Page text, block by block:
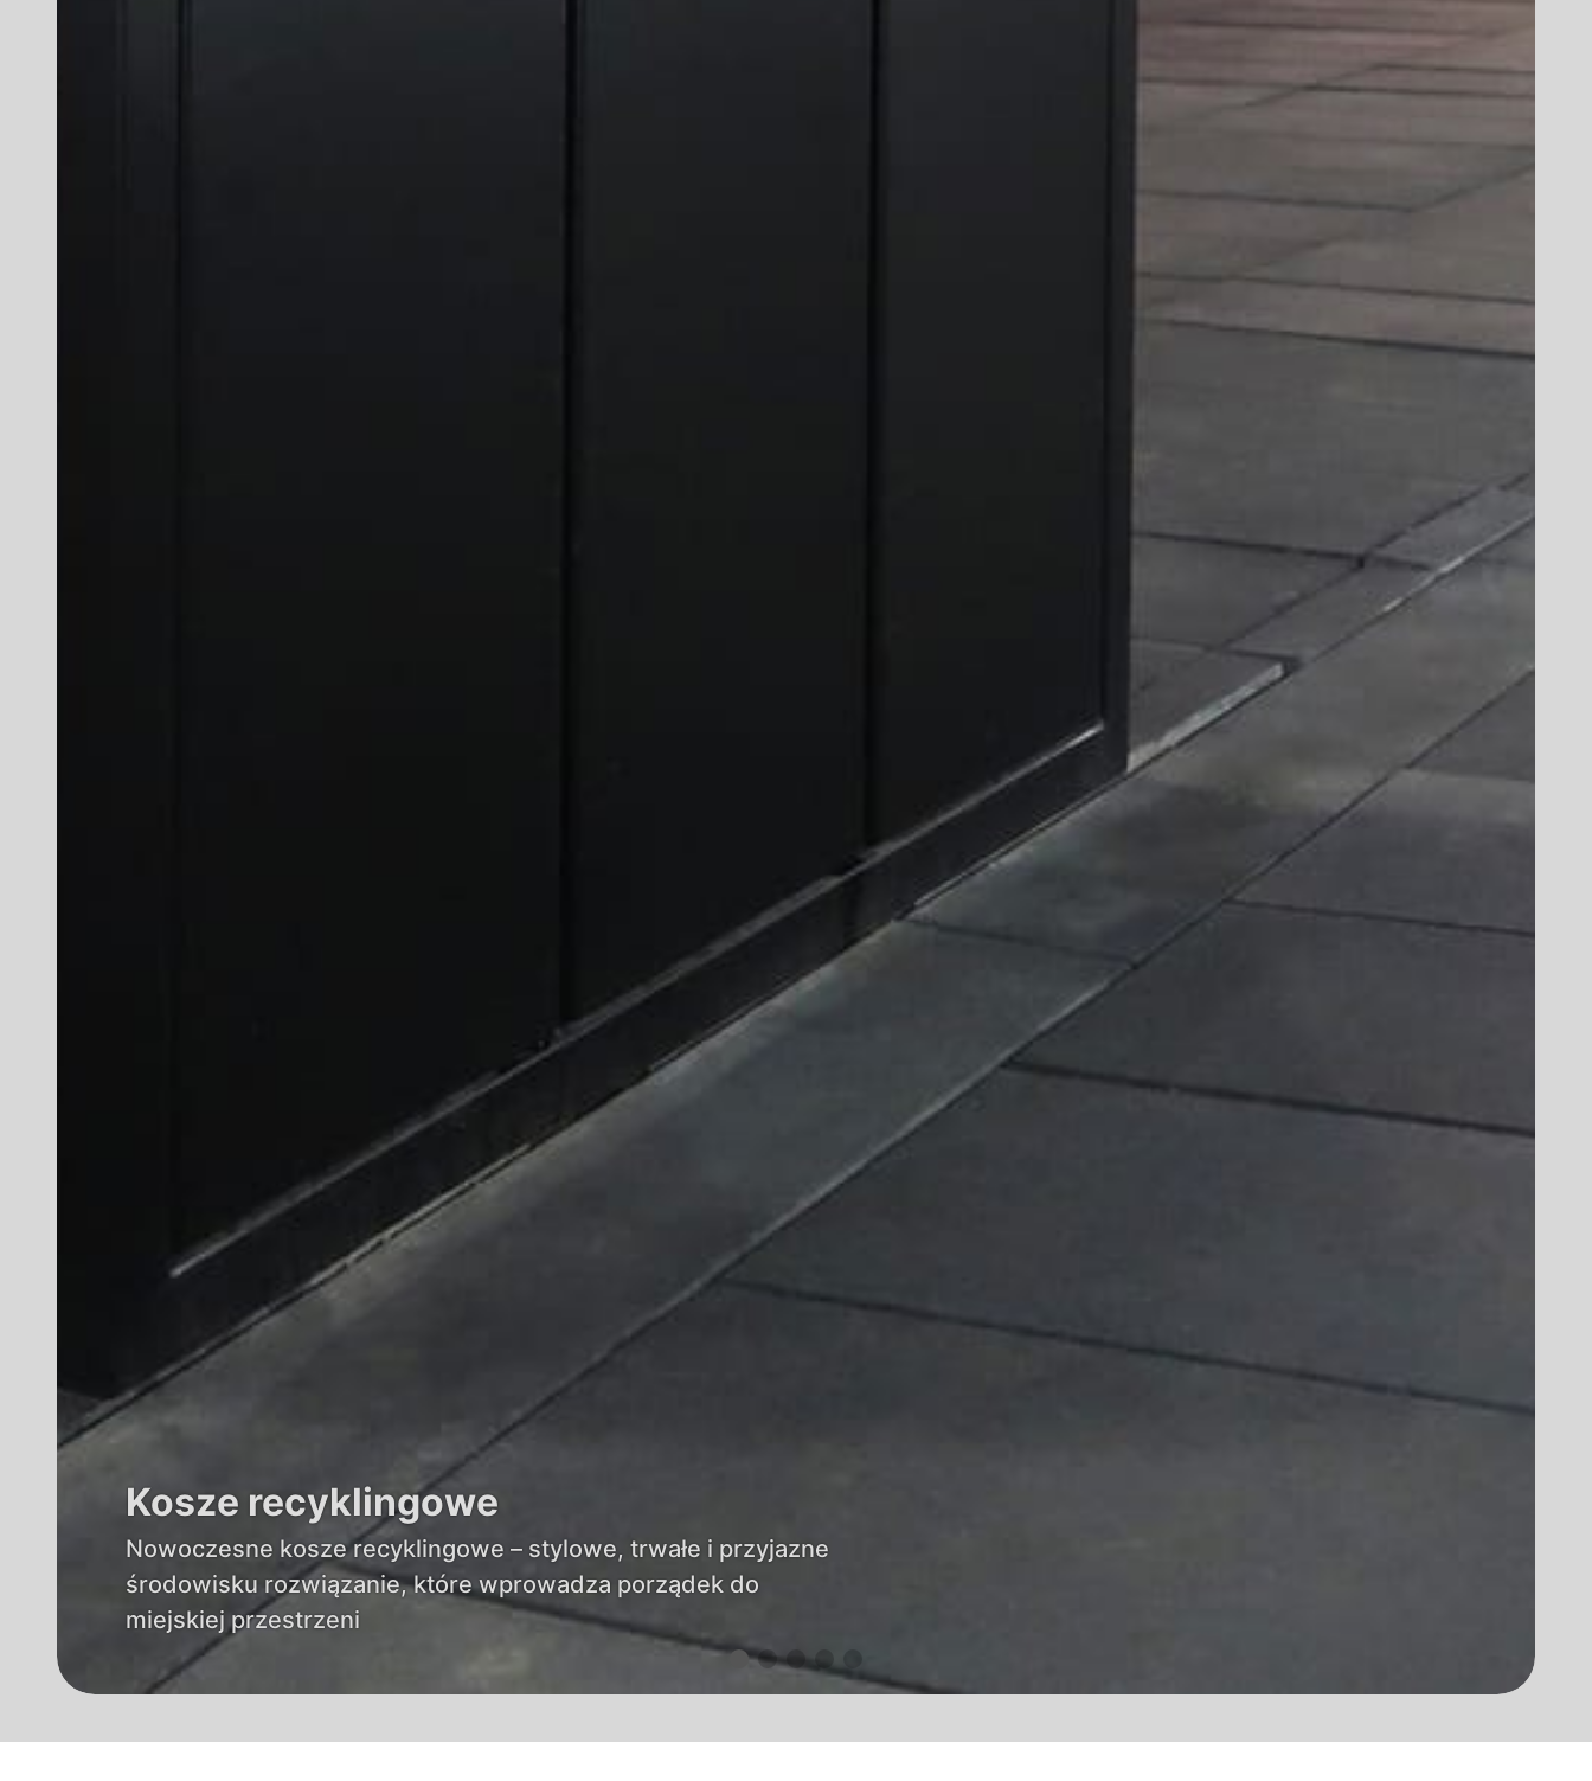
Kosze recyklingowe
Nowoczesne kosze recyklingowe – stylowe, trwałe i przyjazne
środowisku rozwiązanie, które wprowadza porządek do
miejskiej przestrzeni